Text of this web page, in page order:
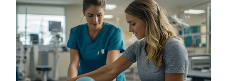
contacto